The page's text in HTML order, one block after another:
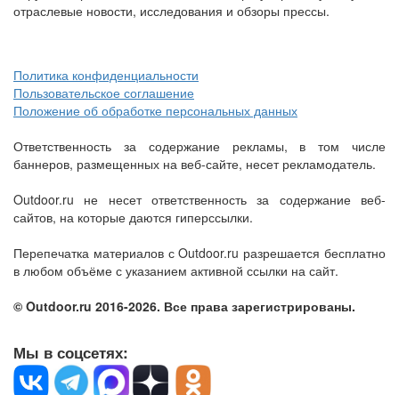
отраслевые новости, исследования и обзоры прессы.
Политика конфиденциальности
Пользовательское соглашение
Положение об обработке персональных данных
Ответственность за содержание рекламы, в том числе
баннеров, размещенных на веб-сайте, несет рекламодатель.
Outdoor.ru не несет ответственность за содержание веб-
сайтов, на которые даются гиперссылки.
Перепечатка материалов с Outdoor.ru разрешается бесплатно
в любом объёме с указанием активной ссылки на сайт.
© Outdoor.ru 2016-2026. Все права зарегистрированы.
Мы в соцсетях: